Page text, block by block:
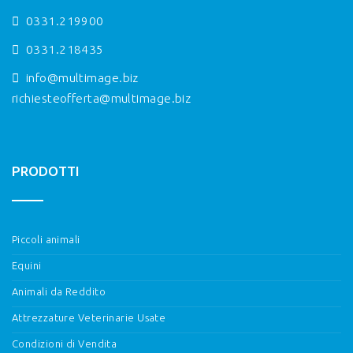
0331.219900
0331.218435
info@multimage.biz
richiesteofferta@multimage.biz
PRODOTTI
Piccoli animali
Equini
Animali da Reddito
Attrezzature Veterinarie Usate
Condizioni di Vendita